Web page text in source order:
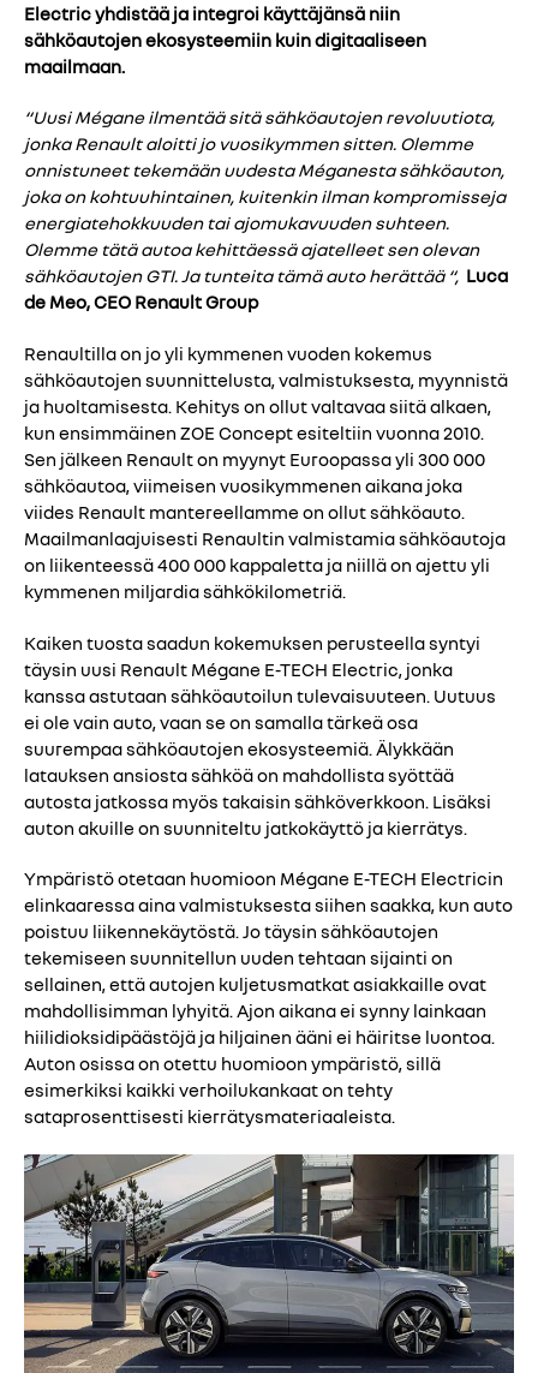
Electric yhdistää ja integroi käyttäjänsä niin
sähköautojen ekosysteemiin kuin digitaaliseen
maailmaan.
“Uusi Mégane ilmentää sitä sähköautojen revoluutiota,
jonka Renault aloitti jo vuosikymmen sitten. Olemme
onnistuneet tekemään uudesta Méganesta sähköauton,
joka on kohtuuhintainen, kuitenkin ilman kompromisseja
energiatehokkuuden tai ajomukavuuden suhteen.
Olemme tätä autoa kehittäessä ajatelleet sen olevan
sähköautojen GTI. Ja tunteita tämä auto herättää “, Luca
de Meo, CEO Renault Group
Renaultilla on jo yli kymmenen vuoden kokemus
sähköautojen suunnittelusta, valmistuksesta, myynnistä
ja huoltamisesta. Kehitys on ollut valtavaa siitä alkaen,
kun ensimmäinen ZOE Concept esiteltiin vuonna 2010.
Sen jälkeen Renault on myynyt Euroopassa yli 300 000
sähköautoa, viimeisen vuosikymmenen aikana joka
viides Renault mantereellamme on ollut sähköauto.
Maailmanlaajuisesti Renaultin valmistamia sähköautoja
on liikenteessä 400 000 kappaletta ja niillä on ajettu yli
kymmenen miljardia sähkökilometriä.
Kaiken tuosta saadun kokemuksen perusteella syntyi
täysin uusi Renault Mégane E-TECH Electric, jonka
kanssa astutaan sähköautoilun tulevaisuuteen. Uutuus
ei ole vain auto, vaan se on samalla tärkeä osa
suurempaa sähköautojen ekosysteemiä. Älykkään
latauksen ansiosta sähköä on mahdollista syöttää
autosta jatkossa myös takaisin sähköverkkoon. Lisäksi
auton akuille on suunniteltu jatkokäyttö ja kierrätys.
Ympäristö otetaan huomioon Mégane E-TECH Electricin
elinkaaressa aina valmistuksesta siihen saakka, kun auto
poistuu liikennekäytöstä. Jo täysin sähköautojen
tekemiseen suunnitellun uuden tehtaan sijainti on
sellainen, että autojen kuljetusmatkat asiakkaille ovat
mahdollisimman lyhyitä. Ajon aikana ei synny lainkaan
hiilidioksidipäästöjä ja hiljainen ääni ei häiritse luontoa.
Auton osissa on otettu huomioon ympäristö, sillä
esimerkiksi kaikki verhoilukankaat on tehty
sataprosenttisesti kierrätysmateriaaleista.